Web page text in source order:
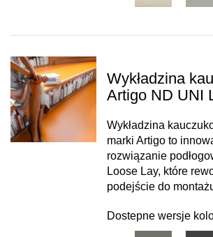
Wykładzina
Artigo ND UNI
Wykładzina
marki Artigo to
rozwiązanie
Loose Lay, które
podejście do
Dostepne wersje